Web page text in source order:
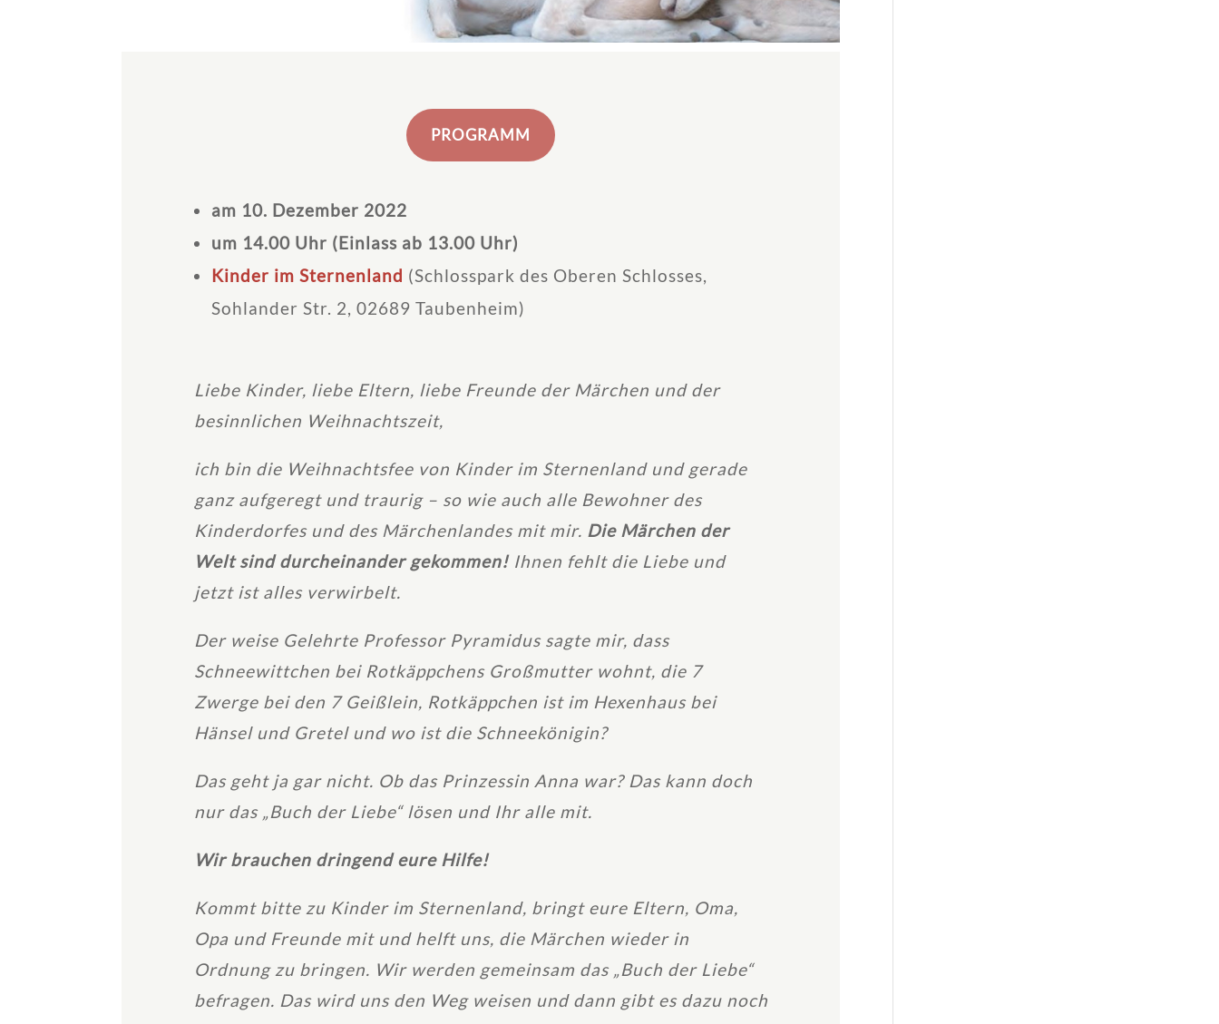
PROGRAMM
am 10. Dezember 2022
um 14.00 Uhr (Einlass ab 13.00 Uhr)
Kinder im Sternenland (Schlosspark des Oberen Schlosses,
Sohlander Str. 2, 02689 Taubenheim)
Liebe Kinder, liebe Eltern, liebe Freunde der Märchen und der
besinnlichen Weihnachtszeit,
ich bin die Weihnachtsfee von Kinder im Sternenland und gerade
ganz aufgeregt und traurig – so wie auch alle Bewohner des
Kinderdorfes und des Märchenlandes mit mir. Die Märchen der
Welt sind durcheinander gekommen!Ihnen fehlt die Liebe und
jetzt ist alles verwirbelt.
Der weise Gelehrte Professor Pyramidus sagte mir, dass
Schneewittchen bei Rotkäppchens Großmutter wohnt, die 7
Zwerge bei den 7 Geißlein, Rotkäppchen ist im Hexenhaus bei
Hänsel und Gretel und wo ist die Schneekönigin?
Das geht ja gar nicht. Ob das Prinzessin Anna war? Das kann doch
nur das „Buch der Liebe“ lösen und Ihr alle mit.
Wir brauchen dringend eure Hilfe!
Kommt bitte zu Kinder im Sternenland, bringt eure Eltern, Oma,
Opa und Freunde mit und helft uns, die Märchen wieder in
Ordnung zu bringen. Wir werden gemeinsam das „Buch der Liebe“
befragen. Das wird uns den Weg weisen und dann gibt es dazu noch